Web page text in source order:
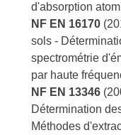
d'absorption
NF EN 16170
sols -
spectrométrie
par haute
NF EN 13346
Détermination
Méthodes